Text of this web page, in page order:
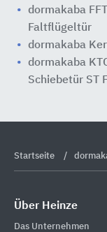
dormakaba
Faltflügeltür
dormakaba
dormakaba
Schiebetür ST
Startseite
Über Heinze
Das Unternehmen